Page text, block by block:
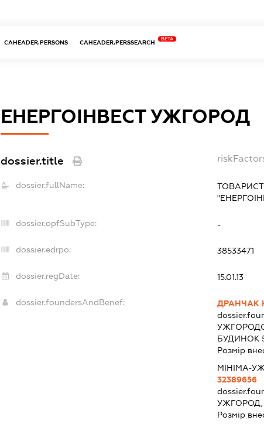
CAHEADER.PERSONS CAHEADER.PERSSEARCH
BETA
ЕНЕРГОІНВЕСТ УЖГОРОД
dossier.title
dossier.fullName:
dossier.opfSubType: -
dossier.edrpo: 38533471
dossier.regDate: 15.01.13
dossier.foundersAndBenef:
ДРАНЧАК
БУДИНОК
Розмір
МІНІМА-УЖ
32389656
УЖГОРОД,
Розмір